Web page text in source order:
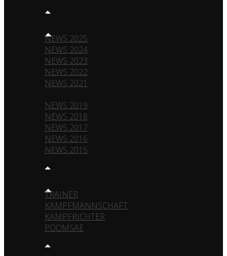
NEWS
NEWS 2025
NEWS 2024
NEWS 2023
NEWS 2022
NEWS 2021
NEWS 2019
NEWS 2018
NEWS 2017
NEWS 2016
NEWS 2015
TEAM
TRAINER
KAMPFMANNSCHAFT
KAMPFRICHTER
POOMSAE
TRAINING